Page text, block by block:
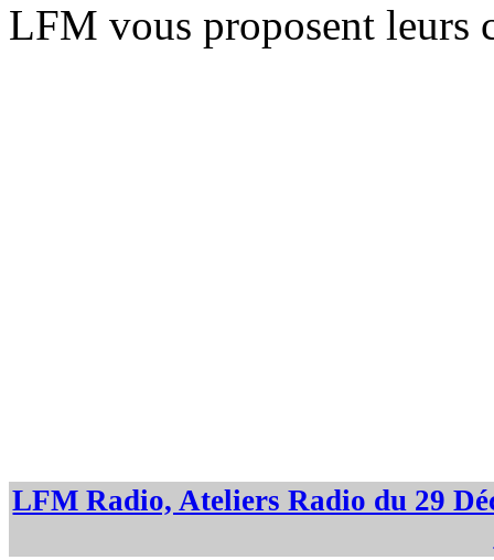
LFM vous proposent leurs
LFM Radio, Ateliers Radio du 29